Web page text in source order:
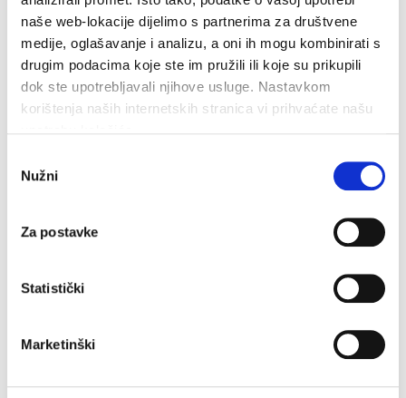
naše web-lokacije dijelimo s partnerima za društvene
medije, oglašavanje i analizu, a oni ih mogu kombinirati s
drugim podacima koje ste im pružili ili koje su prikupili
dok ste upotrebljavali njihove usluge. Nastavkom
korištenja naših internetskih stranica vi prihvaćate našu
pristanka
Nužni
Za postavke
Statistički
Marketinški
djelatnike škola“, poručio je gradonačelnik Paunović.
Provedba oba projekta osigurat će podizanje
obrazovnih standarda na najvišu razinu, kvalitetnije
uvjete rada za učenike i djelatnike te jednostavniju
organizaciju nastavnih i izvanškolskih aktivnosti.
Prijavu na EU natječaj uspješno je pripremila i prijavila
Makarska proslavila Dan pobjede uz Marka Škugora